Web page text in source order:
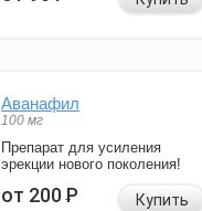
Аванафил
100 мг
Препарат для усиления
эрекции нового поколения!
от 200Р Купить